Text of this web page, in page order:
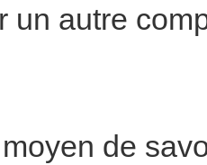
un autre
de